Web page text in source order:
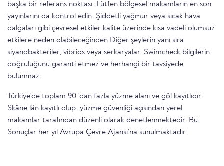
başka bir referans noktası. Lütfen bölgesel makamların en son
yayınlarını da kontrol edin, Şiddetli yağmur veya sıcak hava
dalgaları gibi çevresel etkiler kalite üzerinde kısa vadeli olumsuz
etkilere neden olabileceğinden Diğer şeylerin yanı sıra
siyanobakteriler, vibrios veya serkaryalar. Swimcheck bilgilerin
doğruluğunu garanti etmez ve herhangi bir tavsiyede
bulunmaz.
Türkiye'de toplam 90 'dan fazla yüzme alanı ve göl kayıtlıdır.
Skåne län kayıtlı olup, yüzme güvenliği açısından yerel
makamlar tarafından düzenli olarak denetlenmektedir. Bu
Sonuçlar her yıl Avrupa Çevre Ajansı'na sunulmaktadır.